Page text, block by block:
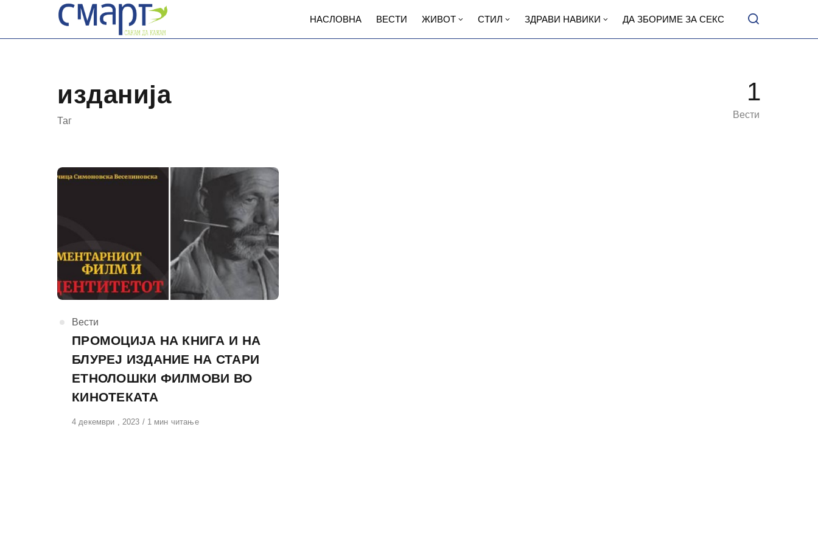
content
НАСЛОВНА ВЕСТИ ЖИВОТ СТИЛ ЗДРАВИ НАВИКИ ДА ЗБОРИМЕ ЗА СЕКС
изданија
Таг
1
Вести
КАтегорија
Вести
ПРОМОЦИЈА НА КНИГА И НА
БЛУРЕЈ ИЗДАНИЕ НА СТАРИ
ЕТНОЛОШКИ ФИЛМОВИ ВО
КИНОТЕКАТА
Објавено
4 декември , 2023 1 мин читање